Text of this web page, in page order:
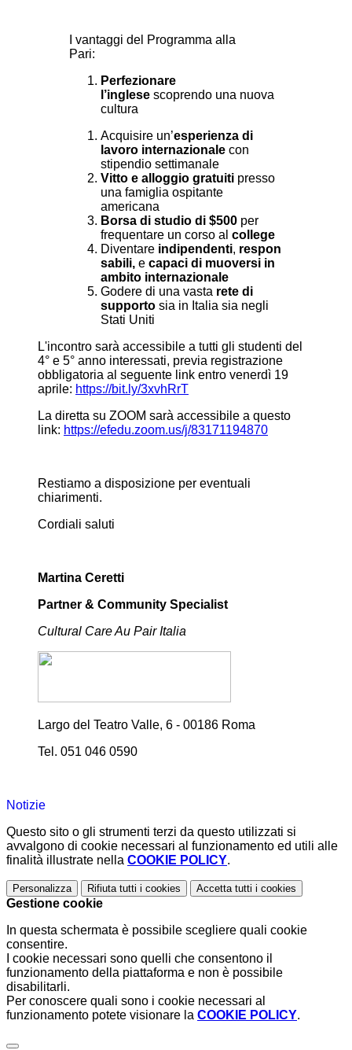
I vantaggi del Programma alla
Pari:
Perfezionare
l’inglese scoprendo una nuova
cultura
Acquisire un’esperienza di
lavoro internazionale con
stipendio settimanale
Vitto e alloggio gratuiti presso
una famiglia ospitante
americana
Borsa di studio di $500 per
frequentare un corso al college
Diventare indipendenti, respon
sabili, e capaci di muoversi in
ambito internazionale
Godere di una vasta rete di
supporto sia in Italia sia negli
Stati Uniti
L'incontro sarà accessibile a tutti gli studenti del
4° e 5° anno interessati, previa registrazione
obbligatoria al seguente link entro venerdì 19
aprile: https://bit.ly/3xvhRrT
La diretta su ZOOM sarà accessibile a questo
link: https://efedu.zoom.us/j/83171194870
Restiamo a disposizione per eventuali
chiarimenti.
Cordiali saluti
Martina Ceretti
Partner & Community Specialist
Cultural Care Au Pair Italia
Largo del Teatro Valle, 6 - 00186 Roma
Tel. 051 046 0590
Notizie
Questo sito o gli strumenti terzi da questo utilizzati si
avvalgono di cookie necessari al funzionamento ed utili alle
finalità illustrate nella COOKIE POLICY.
Personalizza Rifiuta tutti i cookies Accetta tutti i cookies
Gestione cookie
In questa schermata è possibile scegliere quali cookie
consentire.
I cookie necessari sono quelli che consentono il
funzionamento della piattaforma e non è possibile
disabilitarli.
Per conoscere quali sono i cookie necessari al
funzionamento potete visionare la COOKIE POLICY.